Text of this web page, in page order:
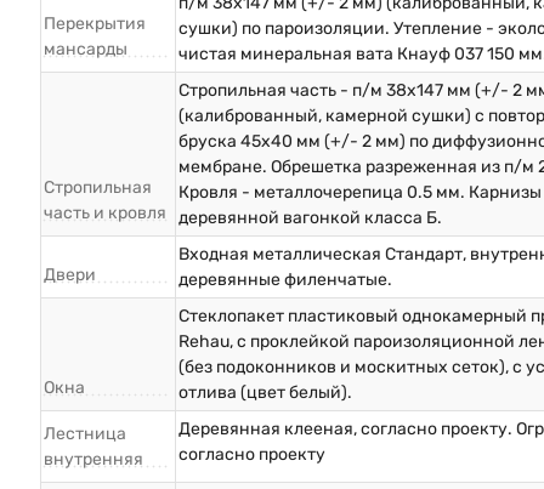
Перекрытия
мансарды
сушки) по пароизоляции. Утепление -
чистая минеральная вата Кнауф 037 150
Стропильная
часть и кровля
Стропильная часть - п/м 38х147 мм (+/- 2
(калиброванный, камерной сушки) с
бруска 45х40 мм (+/- 2 мм) по
мембране. Обрешетка разреженная из п/м
Кровля - металлочерепица 0.5 мм.
деревянной вагонкой класса Б.
Двери
Входная металлическая Стандарт,
деревянные филенчатые.
Окна
Стеклопакет пластиковый однокамерный
Rehau, с проклейкой пароизоляционной
(без подоконников и москитных сеток), с
отлива (цвет белый).
Лестница
внутренняя
Деревянная клееная, согласно проекту.
согласно проекту